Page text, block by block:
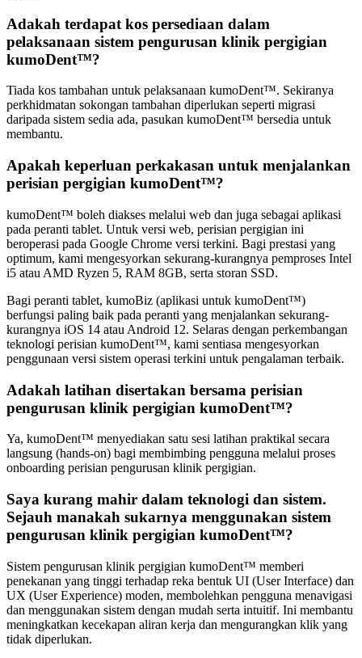
Adakah terdapat kos persediaan dalam
pelaksanaan sistem pengurusan klinik pergigian
kumoDent™?
Tiada kos tambahan untuk pelaksanaan kumoDent™. Sekiranya
perkhidmatan sokongan tambahan diperlukan seperti migrasi
daripada sistem sedia ada, pasukan kumoDent™ bersedia untuk
membantu.
Apakah keperluan perkakasan untuk menjalankan
perisian pergigian kumoDent™?
kumoDent™ boleh diakses melalui web dan juga sebagai aplikasi
pada peranti tablet. Untuk versi web, perisian pergigian ini
beroperasi pada Google Chrome versi terkini. Bagi prestasi yang
optimum, kami mengesyorkan sekurang-kurangnya pemproses Intel
i5 atau AMD Ryzen 5, RAM 8GB, serta storan SSD.
Bagi peranti tablet, kumoBiz (aplikasi untuk kumoDent™)
berfungsi paling baik pada peranti yang menjalankan sekurang-
kurangnya iOS 14 atau Android 12. Selaras dengan perkembangan
teknologi perisian kumoDent™, kami sentiasa mengesyorkan
penggunaan versi sistem operasi terkini untuk pengalaman terbaik.
Adakah latihan disertakan bersama perisian
pengurusan klinik pergigian kumoDent™?
Ya, kumoDent™ menyediakan satu sesi latihan praktikal secara
langsung (hands-on) bagi membimbing pengguna melalui proses
onboarding perisian pengurusan klinik pergigian.
Saya kurang mahir dalam teknologi dan sistem.
Sejauh manakah sukarnya menggunakan sistem
pengurusan klinik pergigian kumoDent™?
Sistem pengurusan klinik pergigian kumoDent™ memberi
penekanan yang tinggi terhadap reka bentuk UI (User Interface) dan
UX (User Experience) moden, membolehkan pengguna menavigasi
dan menggunakan sistem dengan mudah serta intuitif. Ini membantu
meningkatkan kecekapan aliran kerja dan mengurangkan klik yang
tidak diperlukan.